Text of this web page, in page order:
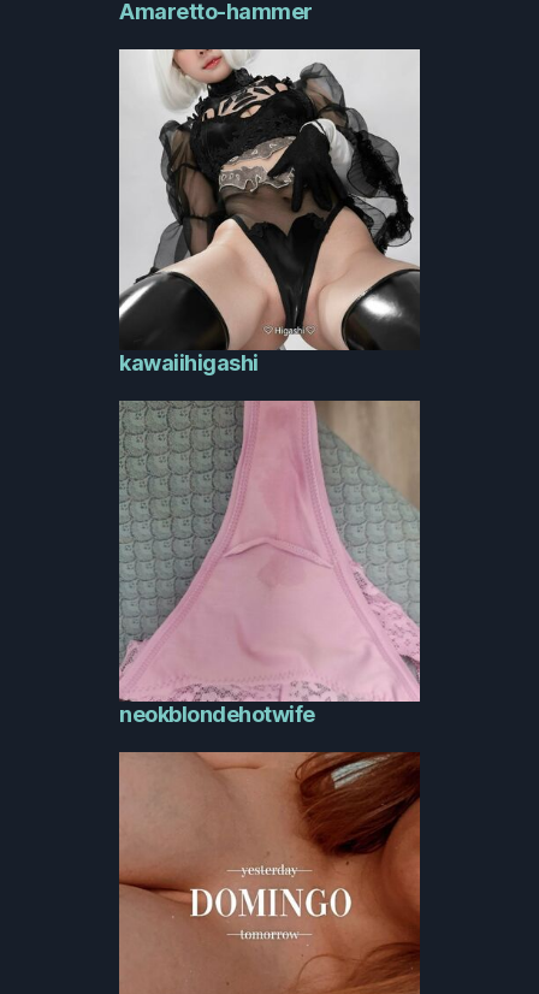
Amaretto-hammer
kawaiihigashi
neokblondehotwife